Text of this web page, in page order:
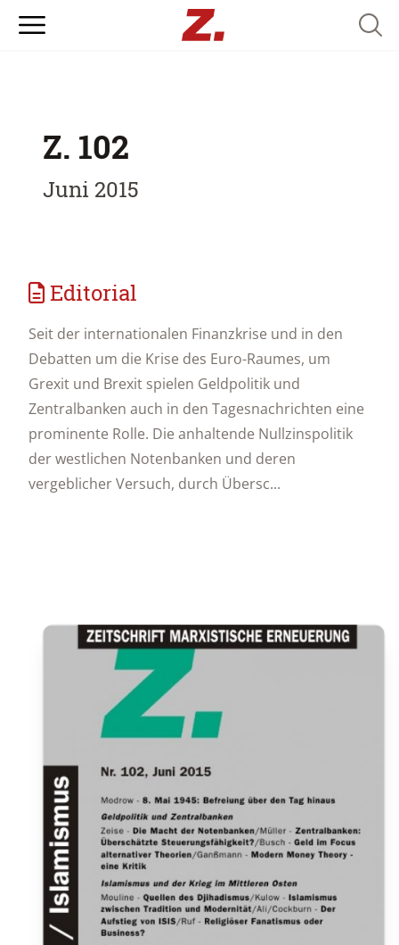
Z. 102
Juni 2015
Editorial
Seit der internationalen Finanzkrise und in den
Debatten um die Krise des Euro-Raumes, um
Grexit und Brexit spielen Geldpolitik und
Zentralbanken auch in den Tagesnachrichten eine
prominente Rolle. Die anhaltende Nullzinspolitik
der westlichen Notenbanken und deren
vergeblicher Versuch, durch Übersc...